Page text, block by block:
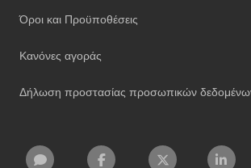
Όροι και Προϋποθέσεις
Κανόνες αγοράς
Δήλωση προστασίας προσωπικών